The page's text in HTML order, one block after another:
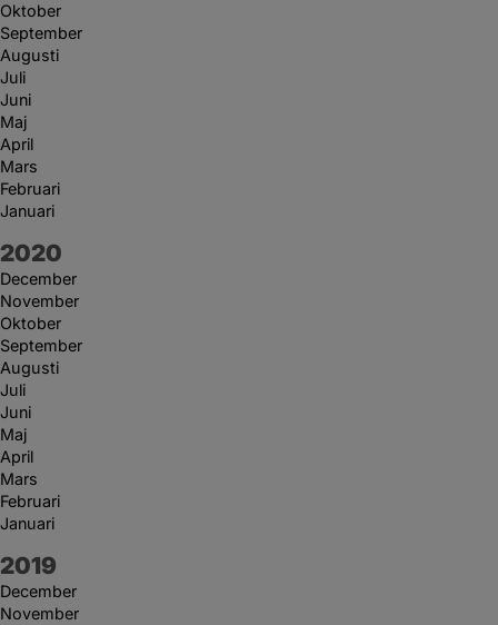
Oktober
September
Augusti
Juli
Juni
Maj
April
Mars
Februari
Januari
År:
2020
December
November
Oktober
September
Augusti
Juli
Juni
Maj
April
Mars
Februari
Januari
År:
2019
December
November